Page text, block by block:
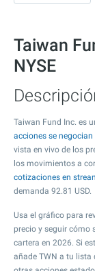
Taiwan
NYSE
Taiwan Fund Inc. es
acciones se negocian
vista en vivo de los
los movimientos a
cotizaciones en
demanda 92.81 USD.
Usa el gráfico para
precio y seguir cómo
cartera en 2026. Si
añade TWN a tu lista